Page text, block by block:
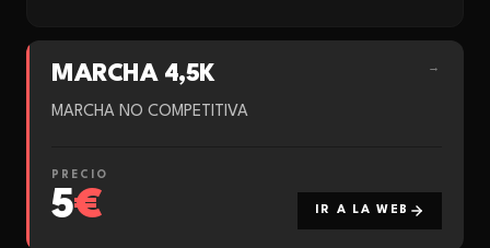
MARCHA 4,5K →
MARCHA NO COMPETITIVA
PRECIO
5€ IR A LA WEB